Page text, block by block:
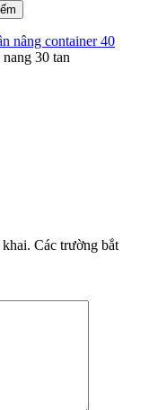
nâng container 40
nang 30 tan
Các trường bắt